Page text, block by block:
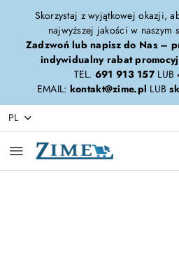
Przejdź do treści głównej
Przejdź do wyszukiwarki
Przejdź do moje konto
Przejdź do menu głównego
Przejdź do opisu produktu
Przejdź do stopki
Skorzystaj z wyjątkowej okazji,
najwyższej jakości w naszym
Zadzwoń lub napisz do Nas –
indywidualny rabat
TEL. 691 913 157LUB
EMAIL: kontakt@zime.pl LUB
PL